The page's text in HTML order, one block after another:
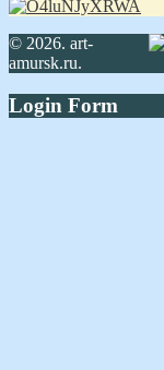
© 2026. art-
amursk.ru.
Login Form